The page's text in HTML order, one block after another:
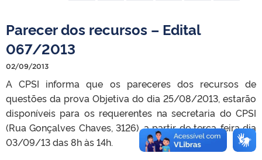
TELEFONES
Parecer dos recursos – Edital
067/2013
02/09/2013
A CPSI informa que os pareceres dos recursos de
questões da prova Objetiva do dia 25/08/2013, estarão
disponíveis para os requerentes na secretaria do CPSI
(Rua Gonçalves Chaves, 3126), a partir de terça-feira dia
03/09/13 das 8h às 14h.